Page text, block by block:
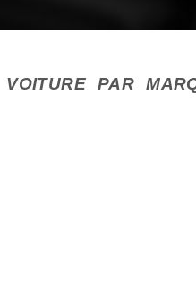
VOITURE PAR